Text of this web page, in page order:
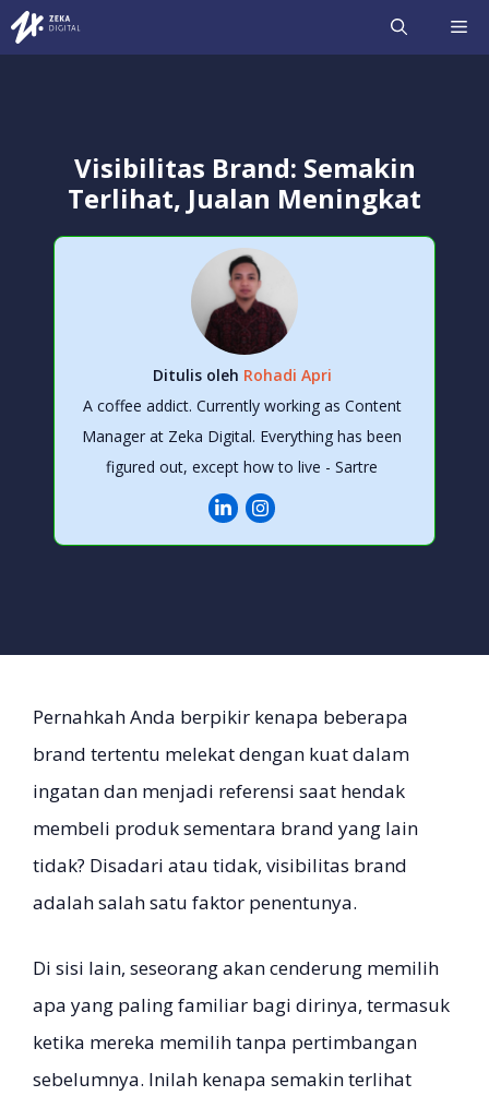
Langsung
ke
Visibilitas Brand: Semakin
Terlihat, Jualan Meningkat
Ditulis oleh Rohadi Apri
A coffee addict. Currently working as Content
Manager at Zeka Digital. Everything has been
figured out, except how to live - Sartre
Pernahkah Anda berpikir kenapa beberapa
brand tertentu melekat dengan kuat dalam
ingatan dan menjadi referensi saat hendak
membeli produk sementara brand yang lain
tidak? Disadari atau tidak, visibilitas brand
adalah salah satu faktor penentunya.
Di sisi lain, seseorang akan cenderung memilih
apa yang paling familiar bagi dirinya, termasuk
ketika mereka memilih tanpa pertimbangan
sebelumnya. Inilah kenapa semakin terlihat